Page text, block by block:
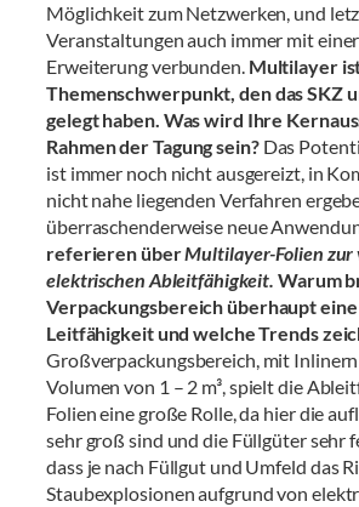
Möglichkeit zum Netzwerken, und
Veranstaltungen auch immer mit
Erweiterung verbunden. Multilayer
Themenschwerpunkt, den das SKZ
gelegt haben. Was wird Ihre
Rahmen der Tagung sein?Das
ist immer noch nicht ausgereizt, in
nicht nahe liegenden Verfahren
überraschenderweise neue
referieren überMultilayer-Folien zur
elektrischen Ableitfähigkeit. Warum
Verpackungsbereich überhaupt
Leitfähigkeit und welche Trends
Großverpackungsbereich, mit
Volumen von 1 – 2 m³, spielt die
Folien eine große Rolle, da hier die
sehr groß sind und die Füllgüter sehr
dass je nach Füllgut und Umfeld das
Staubexplosionen aufgrund von